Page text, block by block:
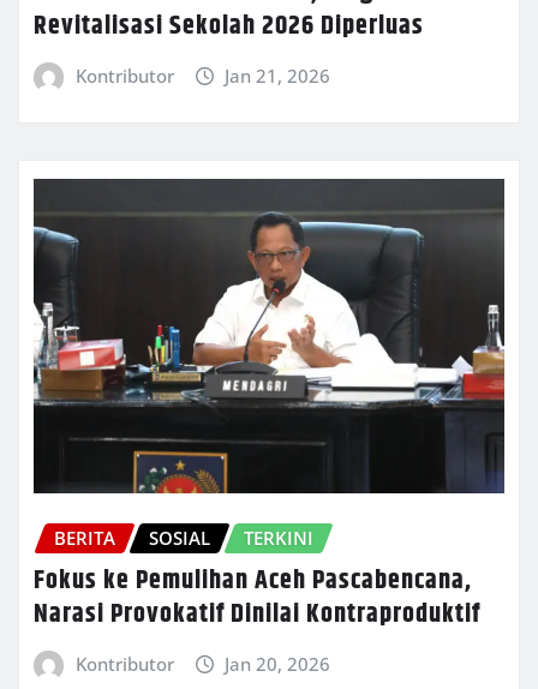
Revitalisasi Sekolah 2026 Diperluas
Kontributor Jan 21, 2026
BERITA SOSIAL TERKINI
Fokus ke Pemulihan Aceh Pascabencana,
Narasi Provokatif Dinilai Kontraproduktif
Kontributor Jan 20, 2026